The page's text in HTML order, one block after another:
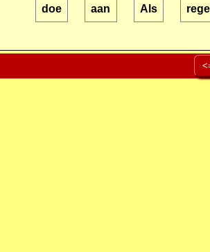
doe aan Als